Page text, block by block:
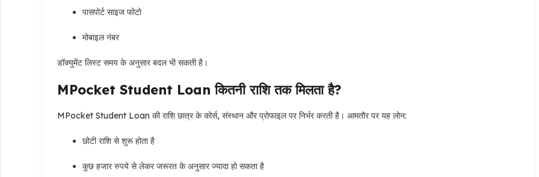
पासपोर्ट साइज फोटो
मोबाइल नंबर
डॉक्युमेंट लिस्ट समय के अनुसार बदल भी सकती है।
MPocket Student Loan कितनी राशि तक मिलता है?
MPocket Student Loan की राशि छात्र के कोर्स, संस्थान और प्रोफाइल पर निर्भर करती है। आमतौर पर यह लोन:
छोटी राशि से शुरू होता है
कुछ हजार रुपये से लेकर जरूरत के अनुसार ज्यादा हो सकता है